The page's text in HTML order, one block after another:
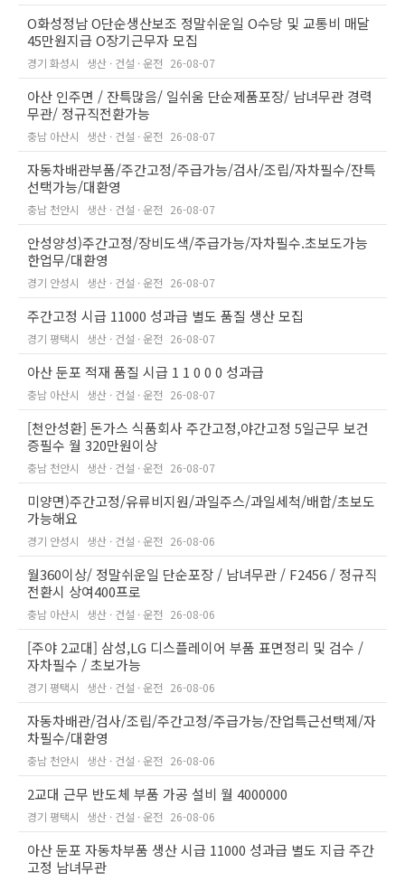
O화성정남 O단순생산보조 정말쉬운일 O수당 및 교통비 매달
45만원지급 O장기근무자 모집
경기 화성시 생산 · 건설 · 운전 26-08-07
아산 인주면 / 잔특많음/ 일쉬움 단순제품포장/ 남녀무관 경력
무관/ 정규직전환가능
충남 아산시 생산 · 건설 · 운전 26-08-07
자동차배관부품/주간고정/주급가능/검사/조립/자차필수/잔특
선택가능/대환영
충남 천안시 생산 · 건설 · 운전 26-08-07
안성양성)주간고정/장비도색/주급가능/자차필수.초보도가능
한업무/대환영
경기 안성시 생산 · 건설 · 운전 26-08-07
주간고정 시급 11000 성과급 별도 품질 생산 모집
경기 평택시 생산 · 건설 · 운전 26-08-07
아산 둔포 적재 품질 시급 1 1 0 0 0 성과급
충남 아산시 생산 · 건설 · 운전 26-08-07
[천안성환] 돈가스 식품회사 주간고정,야간고정 5일근무 보건
증필수 월 320만원이상
충남 천안시 생산 · 건설 · 운전 26-08-07
미양면)주간고정/유류비지원/과일주스/과일세척/배합/초보도
가능해요
경기 안성시 생산 · 건설 · 운전 26-08-06
월360이상/ 정말쉬운일 단순포장 / 남녀무관 / F2456 / 정규직
전환시 상여400프로
충남 아산시 생산 · 건설 · 운전 26-08-06
[주야 2교대] 삼성,LG 디스플레이어 부품 표면정리 및 검수 /
자차필수 / 초보가능
경기 평택시 생산 · 건설 · 운전 26-08-06
자동차배관/검사/조립/주간고정/주급가능/잔업특근선택제/자
차필수/대환영
충남 천안시 생산 · 건설 · 운전 26-08-06
2교대 근무 반도체 부품 가공 설비 월 4000000
경기 평택시 생산 · 건설 · 운전 26-08-06
아산 둔포 자동차부품 생산 시급 11000 성과급 별도 지급 주간
고정 남녀무관